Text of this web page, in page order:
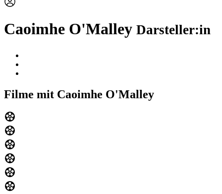
Caoimhe O'Malley Darsteller:in
Filme mit Caoimhe O'Malley